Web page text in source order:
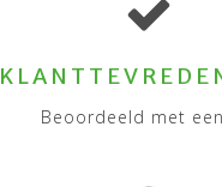
Beoordeeld met